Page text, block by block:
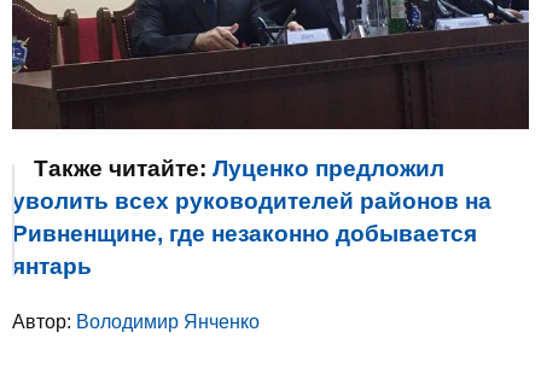
Также читайте: Луценко предложил
уволить всех руководителей районов на
Ривненщине, где незаконно добывается
янтарь
Автор: Володимир Янченко